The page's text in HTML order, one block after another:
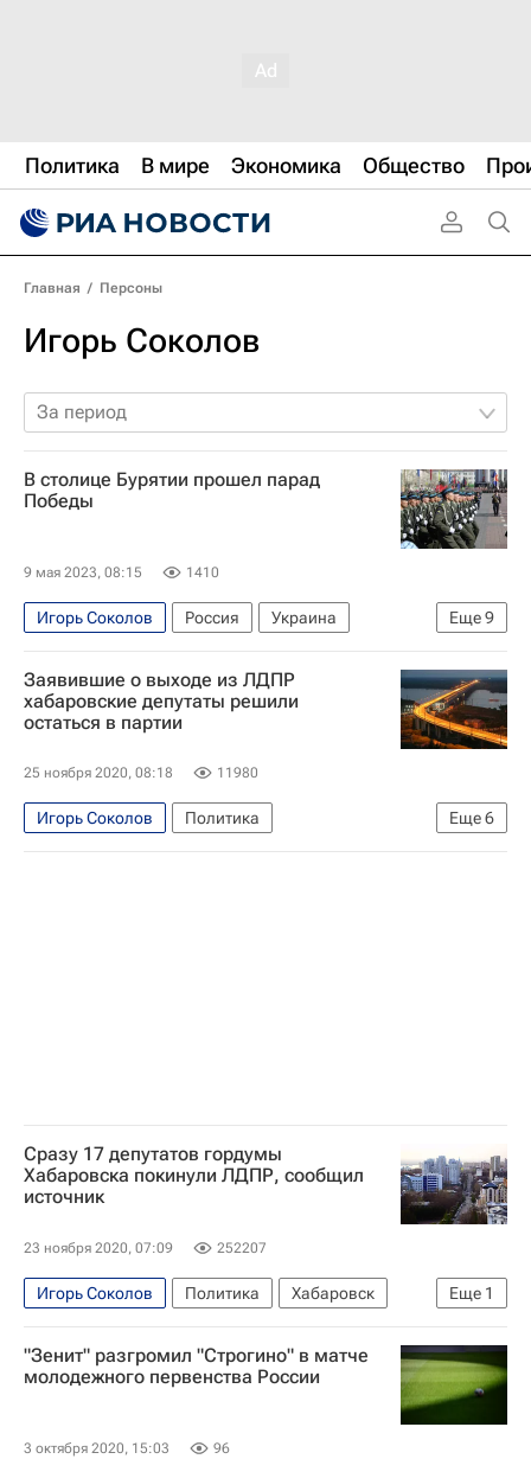
Политика В мире Экономика Общество
Главная / Персоны
Игорь Соколов
За период
В столице Бурятии прошел парад
Победы
9 мая 2023, 08:15 1410
Еще9
Игорь Соколов Россия
Украина
Монголия
Алексей Цыденов
МЧС России (Министерство РФ по делам гражданской обороны, чрезвычайным ситуациям и ликвидации последствий стихийных бедствий)
Т-34
БТР-80
Общество
День Победы — 2023
Заявившие о выходе из ЛДПР
хабаровские депутаты решили
остаться в партии
25 ноября 2020, 08:18 11980
Еще6
Игорь Соколов
Политика
Хабаровский край
Хабаровск
Сразу 17 депутатов гордумы
Хабаровска покинули ЛДПР, сообщил
источник
23 ноября 2020, 07:09 252207
Еще 1
Игорь Соколов Политика
Хабаровск
ЛДПР
"Зенит" разгромил "Строгино" в матче
молодежного первенства России
3 октября 2020, 15:03 96